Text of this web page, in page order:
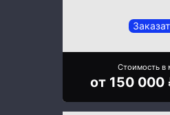
Стоимость в
от 150 000